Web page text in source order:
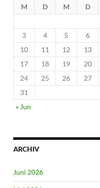
M D M D
3
4 5 6
10
11 12 13
17
18 19 20
24
25 26 27
31
« Jun
ARCHIV
Juni 2026